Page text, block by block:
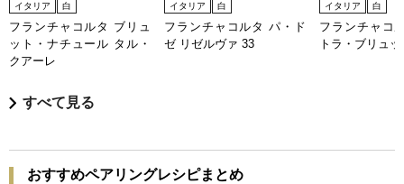
イタリア 白
フランチャコルタ ブリュ
ット・ナチュール タル・
クアーレ
イタリア 白
フランチャコルタ パ・ド
ゼ リゼルヴァ 33
イタリア 白
フランチャコ
トラ・ブリュッ
すべて見る
おすすめペアリングレシピまとめ